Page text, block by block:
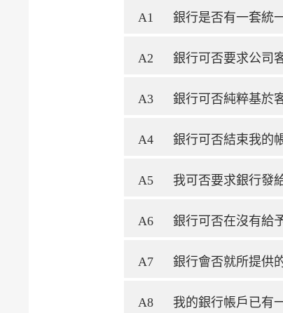
A1 銀行是否有一套統
A2 銀行可否要求公司
A3 銀行可否純粹基於
A4 銀行可否結束我的
A5 我可否要求銀行發
A6 銀行可否在沒有給
A7 銀行會否就所提供
A8 我的銀行帳戶已有